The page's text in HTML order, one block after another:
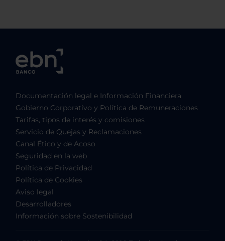
Documentación legal e Información Financiera
Gobierno Corporativo y Política de Remuneraciones
Tarifas, tipos de interés y comisiones
Servicio de Quejas y Reclamaciones
Canal Ético y de Acoso
Seguridad en la web
Política de Privacidad
Política de Cookies
Aviso legal
Desarrolladores
Información sobre Sostenibilidad